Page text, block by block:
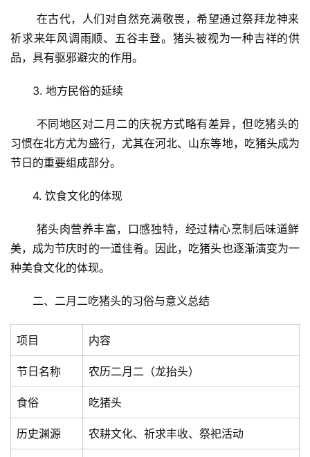
祈求来年风调雨顺、五谷丰登。猪头被视为一种吉祥的供
品，具有驱邪避灾的作用。
3. 地方民俗的延续
习惯在北方尤为盛行，尤其在河北、山东等地，吃猪头成为
节日的重要组成部分。
4. 饮食文化的体现
美，成为节庆时的一道佳肴。因此，吃猪头也逐渐演变为一
种美食文化的体现。
二、二月二吃猪头的习俗与意义总结
项目 内容
节日名称 农历二月二（龙抬头）
食俗 吃猪头
历史渊源 农耕文化、祈求丰收、祭祀活动